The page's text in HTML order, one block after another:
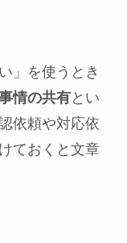
」を使うとき
情の共有とい
依頼や対応依
ておくと文章